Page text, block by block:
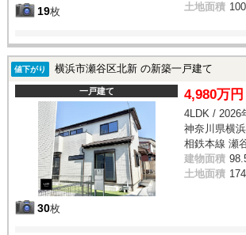
19枚
土地面積
値下がり 横浜市瀬谷区北新 の新築一戸建て
一戸建て
30枚
4,980万円
4LDK / 2026
神奈川県横
相鉄本線 瀬
建物面積
土地面積